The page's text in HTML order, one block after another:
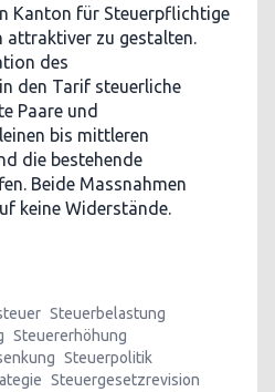
Kanton für Steuerpflichtige
attraktiver zu gestalten.
des
den Tarif steuerliche
Paare und
bis mittleren
die bestehende
Beide Massnahmen
keine Widerstände.
Steuerbelastung
Steuererhöhung
Steuerpolitik
Steuergesetzrevision